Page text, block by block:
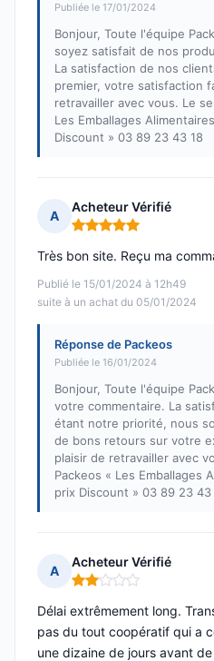
Publiée le 17/01/2024
Bonjour, Toute l'équipe
soyez satisfait de nos
La satisfaction de nos
premier, votre satisfaction
retravailler avec vous. Le
Les Emballages
Discount » 03 89 23 43 18
A
Acheteur Vérifié
Note : 5 sur 5
Publié le 15/01/2024 à 12h49
suite à un achat du 05/01/2024
Très bon site. Reçu ma
Réponse de Packeos
Publiée le 16/01/2024
Bonjour, Toute l'équipe
votre commentaire. La
étant notre priorité, nous
de bons retours sur votre
plaisir de retravailler avec
Packeos « Les Emballages
prix Discount » 03 89 23 43
A
Acheteur Vérifié
Note : 2 sur 5
Délai extrêmement long.
pas du tout coopératif qui a
une dizaine de jours avant